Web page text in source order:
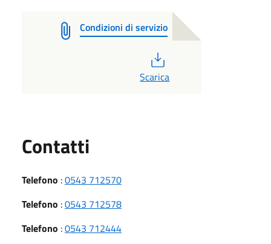
Condizioni di servizio
Scarica
Contatti
Telefono :0543 712570
Telefono :0543 712578
Telefono :0543 712444